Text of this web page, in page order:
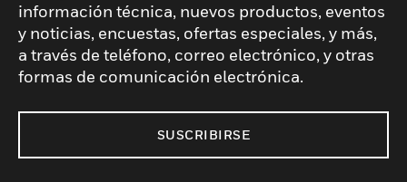
información técnica, nuevos productos, eventos
y noticias, encuestas, ofertas especiales, y más,
a través de teléfono, correo electrónico, y otras
formas de comunicación electrónica.
SUSCRIBIRSE